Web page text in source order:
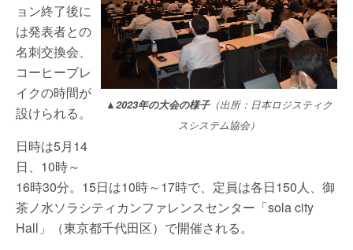
▲2023年の大会の様子（出所：日本ロジスティク
スシステム協会）
ョン終了後に
は発表者との
名刺交換会、
コーヒーブレ
イクの時間が
設けられる。
日時は5月14
日、10時～
16時30分。15日は10時～17時で、定員は各日150人、御
茶ノ水ソラシティカンファレンスセンター「sola city
Hall」（東京都千代田区）で開催される。